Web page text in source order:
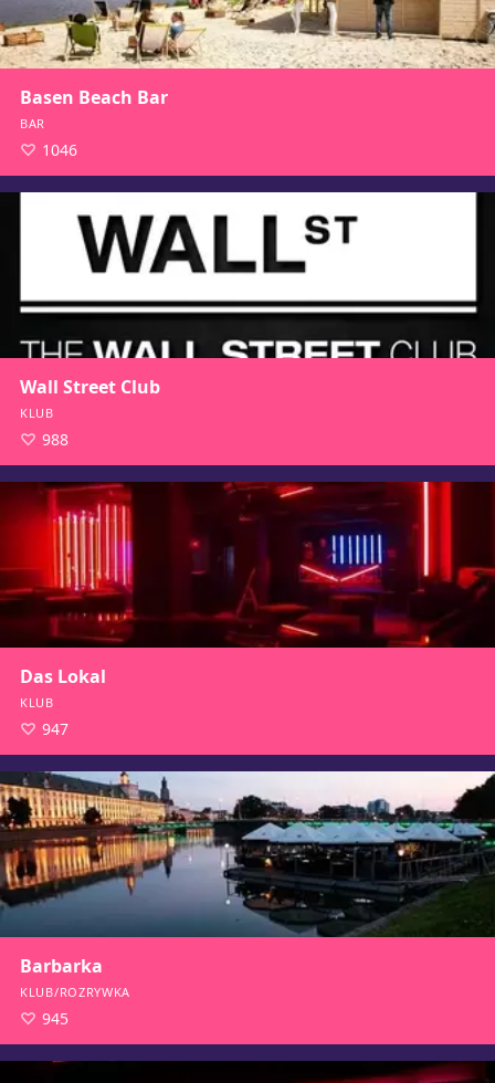
Basen Beach Bar
BAR
1046
Wall Street Club
KLUB
988
Das Lokal
KLUB
947
Barbarka
KLUB/ROZRYWKA
945